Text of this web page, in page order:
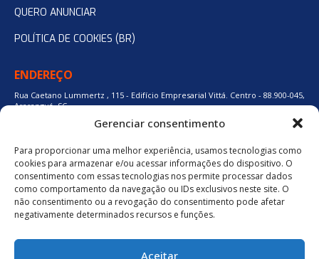
Gerenciar consentimento
Para proporcionar uma melhor experiência, usamos tecnologias como
cookies para armazenar e/ou acessar informações do dispositivo. O
consentimento com essas tecnologias nos permite processar dados
como comportamento da navegação ou IDs exclusivos neste site. O
não consentimento ou a revogação do consentimento pode afetar
negativamente determinados recursos e funções.
Aceitar
QUERO ANUNCIAR
POLÍTICA DE COOKIES (BR)
ENDEREÇO
Rua Caetano Lummertz , 115 - Edifício Empresarial Vittá. Centro - 88.900-045,
Araranguá, SC.
48 3524-0137
48 9880-84667